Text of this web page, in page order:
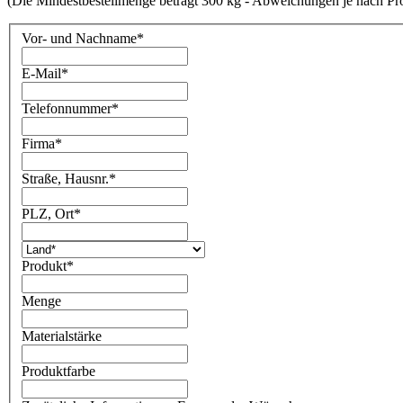
Vor- und Nachname*
E-Mail*
Telefonnummer*
Firma*
Straße, Hausnr.*
PLZ, Ort*
Produkt*
Menge
Materialstärke
Produktfarbe